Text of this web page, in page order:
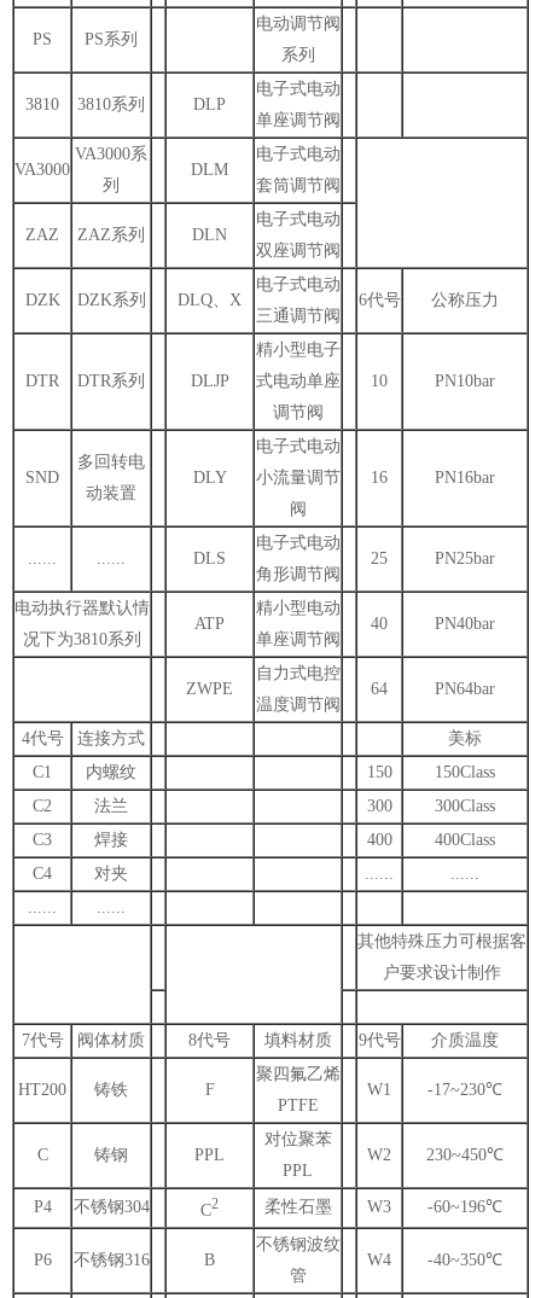
PS PS系列
电动调节阀
系列
3810 3810系列 DLP
电子式电动
单座调节阀
VA3000
VA3000系
列
DLM
电子式电动
套筒调节阀
ZAZ ZAZ系列 DLN
电子式电动
双座调节阀
DZK DZK系列 DLQ、X
电子式电动
三通调节阀
6代号 公称压力
DTR DTR系列 DLJP
精小型电子
式电动单座
调节阀
10 PN10bar
SND
多回转电
动装置
DLY
电子式电动
小流量调节
阀
16 PN16bar
DLS
电子式电动
角形调节阀
25 PN25bar
电动执行器默认情
况下为3810系列
ATP
精小型电动
单座调节阀
40 PN40bar
ZWPE
自力式电控
温度调节阀
64 PN64bar
4代号 连接方式
美标
C1
内螺纹 150
150Class
C2
法兰 300
300Class
C3
焊接 400
400Class
C4
对夹
其他特殊压力可根据客
户要求设计制作
7代号 阀体材质 8代号 填料材质 9代号 介质温度
HT200 铸铁 F
聚四氟乙烯
PTFE
W1 -17~230℃
C 铸钢 PPL
对位聚苯
PPL
W2 230~450℃
P4 不锈钢304 C2 柔性石墨 W3 -60~196℃
P6 不锈钢316 B
不锈钢波纹
管
W4 -40~350℃